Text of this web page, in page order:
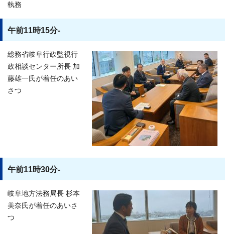
執務
午前11時15分-
総務省岐阜行政監視行
政相談センター所長 加
藤雄一氏が着任のあい
さつ
午前11時30分-
岐阜地方法務局長 杉本
美奈氏が着任のあいさ
つ